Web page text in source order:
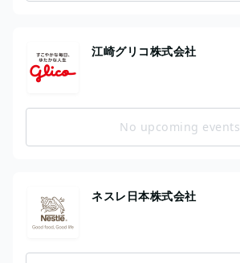
江崎グリコ株式会社
No upcoming events
ネスレ日本株式会社